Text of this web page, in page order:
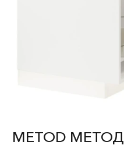
METOD МЕТОД